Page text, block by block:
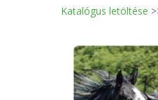
Katalógus letöltése